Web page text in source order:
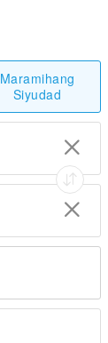
Maramihang
Siyudad